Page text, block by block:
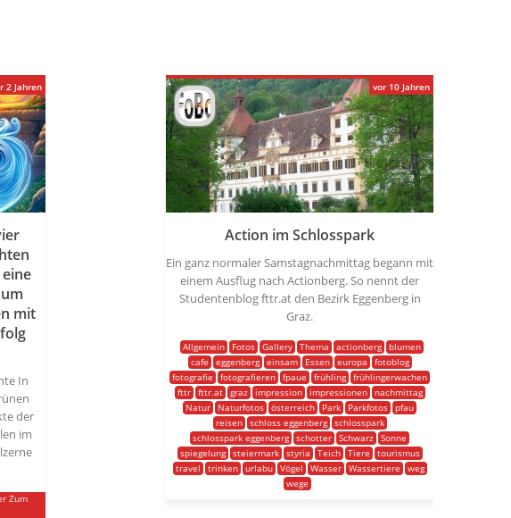
mit
In
der
im
Zum
2 Jahren
Action im Schlosspark
Ein ganz normaler Samstagnachmittag begann mit
einem Ausflug nach Actionberg. So nennt der
Studentenblog fttr.at den Bezirk Eggenberg in
Graz.
Allgemein Fotos Gallery Thema actionberg blumen
cafe
eggenberg einsam Essen europa
fotoblog
fotografie
fotografieren fpaue frühling frühlingerwachen
fttr
fttr.at graz impression impressionen
nachmittag
Natur
Naturfotos österreich Park Parkfotos pfau
reisen
schloss eggenberg
schlosspark
schlosspark eggenberg schotter Schwarz Sonne
spiegelung
steiermark styria Teich Tiere
tourismus
travel
trinken urlabu Vögel Wasser Wassertiere
weg
wege
vor 10 Jahren